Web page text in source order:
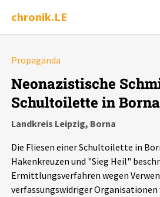
chronik.LE
Chronik
Leipziger Zustände
Propaganda
Neonazistische
Schultoilette in Borna
Landkreis Leipzig, Borna
Die Fliesen einer Schultoilette in
Hakenkreuzen und "Sieg Heil"
Ermittlungsverfahren wegen
verfassungswidriger
Alle Ereignisse
Ereignisse
Ereignisse